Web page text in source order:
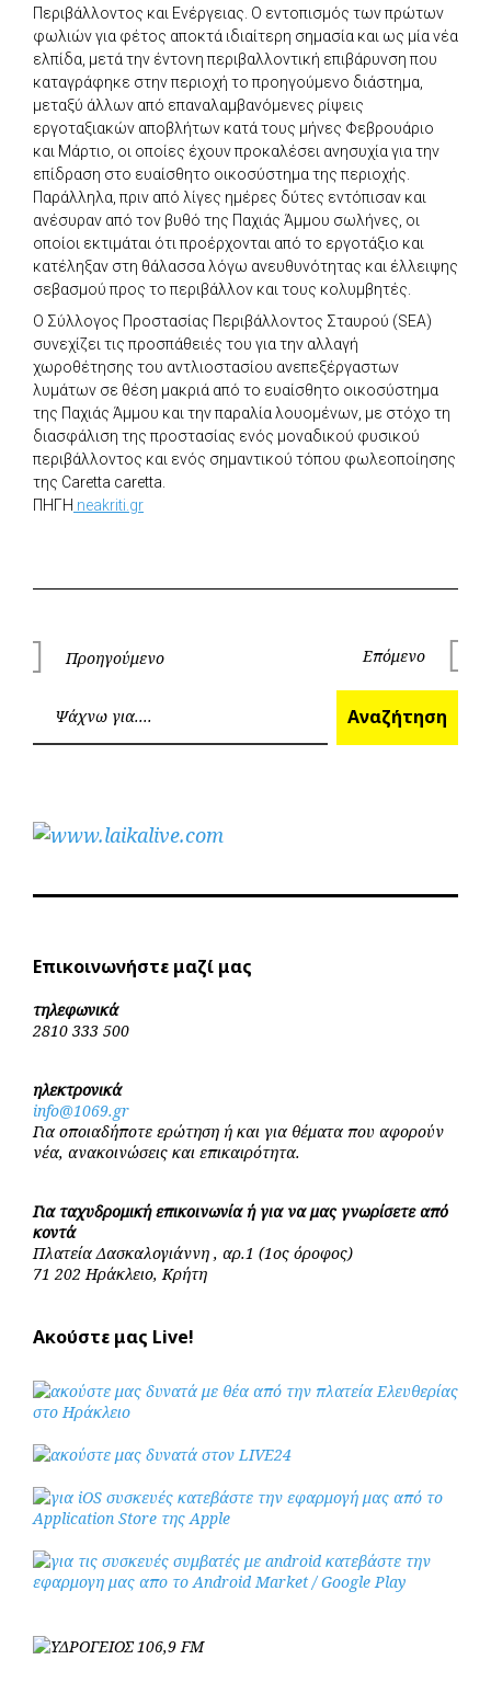
Περιβάλλοντος και Ενέργειας. Ο εντοπισμός των πρώτων
φωλιών για φέτος αποκτά ιδιαίτερη σημασία και ως μία νέα
ελπίδα, μετά την έντονη περιβαλλοντική επιβάρυνση που
καταγράφηκε στην περιοχή το προηγούμενο διάστημα,
μεταξύ άλλων από επαναλαμβανόμενες ρίψεις
εργοταξιακών αποβλήτων κατά τους μήνες Φεβρουάριο
και Μάρτιο, οι οποίες έχουν προκαλέσει ανησυχία για την
επίδραση στο ευαίσθητο οικοσύστημα της περιοχής.
Παράλληλα, πριν από λίγες ημέρες δύτες εντόπισαν και
ανέσυραν από τον βυθό της Παχιάς Άμμου σωλήνες, οι
οποίοι εκτιμάται ότι προέρχονται από το εργοτάξιο και
κατέληξαν στη θάλασσα λόγω ανευθυνότητας και έλλειψης
σεβασμού προς το περιβάλλον και τους κολυμβητές.
Ο Σύλλογος Προστασίας Περιβάλλοντος Σταυρού (SEA)
συνεχίζει τις προσπάθειές του για την αλλαγή
χωροθέτησης του αντλιοστασίου ανεπεξέργαστων
λυμάτων σε θέση μακριά από το ευαίσθητο οικοσύστημα
της Παχιάς Άμμου και την παραλία λουομένων, με στόχο τη
διασφάλιση της προστασίας ενός μοναδικού φυσικού
περιβάλλοντος και ενός σημαντικού τόπου φωλεοποίησης
της Caretta caretta.
ΠΗΓΗ neakriti.gr
Πλοήγηση
άρθρων
Προηγούμενο Επόμενο
Αναζήτηση
Επικοινωνήστε μαζί μας
τηλεφωνικά
2810 333 500
ηλεκτρονικά
info@1069.gr
Για οποιαδήποτε ερώτηση ή και για θέματα που αφορούν
νέα, ανακοινώσεις και επικαιρότητα.
Για ταχυδρομική επικοινωνία ή για να μας γνωρίσετε από
κοντά
Πλατεία Δασκαλογιάννη , αρ.1 (1ος όροφος)
71 202 Ηράκλειο, Κρήτη
Ακούστε μας Live!